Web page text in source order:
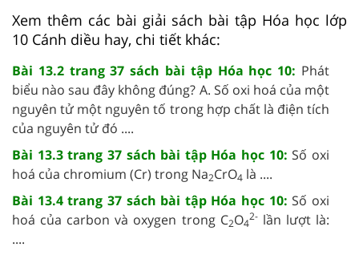
Xem thêm các bài giải sách bài tập Hóa học lớp
10 Cánh diều hay, chi tiết khác:
Bài 13.2 trang 37 sách bài tập Hóa học 10: Phát
biểu nào sau đây không đúng? A. Số oxi hoá của một
nguyên tử một nguyên tố trong hợp chất là điện tích
của nguyên tử đó ....
Bài 13.3 trang 37 sách bài tập Hóa học 10: Số oxi
hoá của chromium (Cr) trong Na2CrO4 là ....
Bài 13.4 trang 37 sách bài tập Hóa học 10: Số oxi
hoá của carbon và oxygen trong C2O4
2-lần lượt là:
....